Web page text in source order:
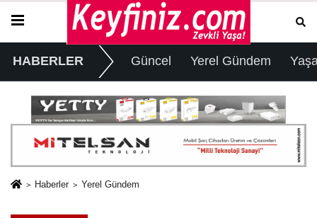
HABERLER Güncel Yerel Gündem
Haberler Yerel Gündem